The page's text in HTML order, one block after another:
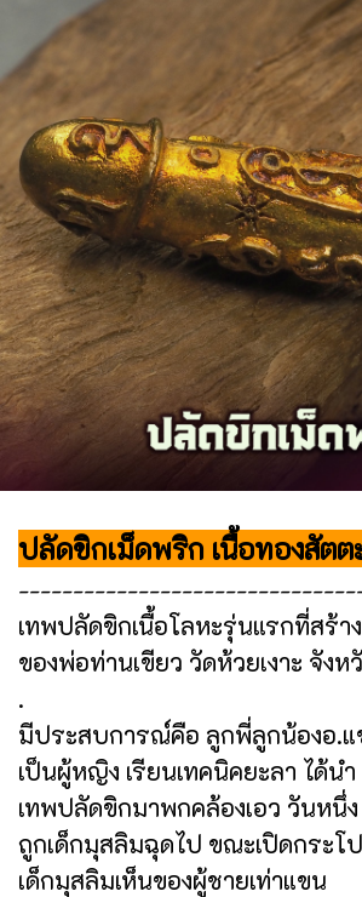
ปลัดขิกเม็ดพริก เนื้อทองสัตต
เทพปลัดขิกเนื้อโลหะรุ่นแรกที่สร้า
ของพ่อท่านเขียว วัดห้วยเงาะ จัง
.
มีประสบการณ์คือ ลูกพี่ลูกน้องอ.แ
เป็นผู้หญิง เรียนเทคนิคยะลา ได้นำ
เทพปลัดขิกมาพกคล้องเอว วันหนึ่ง
ถูกเด็กมุสลิมฉุดไป ขณะเปิดกระโ
เด็กมุสลิมเห็นของผู้ชายเท่าแขน